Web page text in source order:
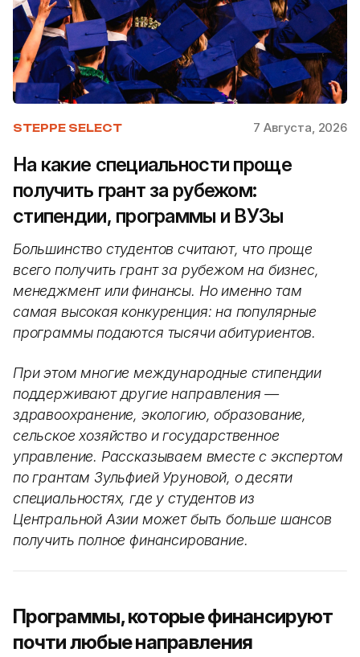
STEPPE SELECT 7 Августа, 2026
На какие специальности проще
получить грант за рубежом:
стипендии, программы и ВУЗы
Большинство студентов считают, что проще
всего получить грант за рубежом на бизнес,
менеджмент или финансы. Но именно там
самая высокая конкуренция: на популярные
программы подаются тысячи абитуриентов.
При этом многие международные стипендии
поддерживают другие направления —
здравоохранение, экологию, образование,
сельское хозяйство и государственное
управление. Рассказываем вместе с экспертом
по грантам Зульфией Уруновой, о десяти
специальностях, где у студентов из
Центральной Азии может быть больше шансов
получить полное финансирование.
Программы, которые финансируют
почти любые направления